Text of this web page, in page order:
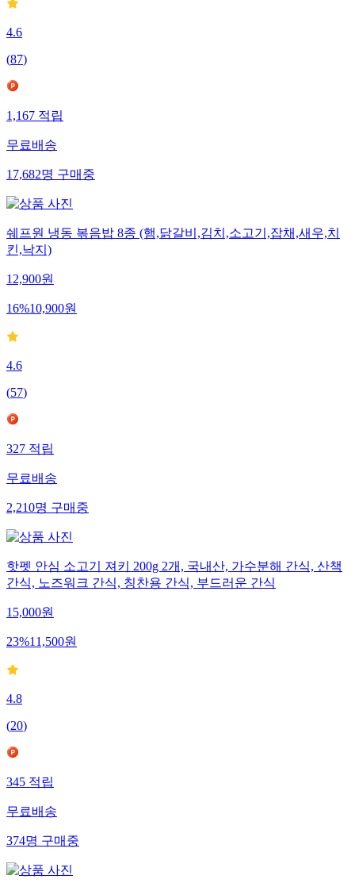
4.6
(87)
1,167 적립
무료배송
17,682명 구매중
쉐프원 냉동 볶음밥 8종 (햄,닭갈비,김치,소고기,잡채,새우,치
킨,낙지)
12,900원
16%10,900원
4.6
(57)
327 적립
무료배송
2,210명 구매중
핫펫 안심 소고기 져키 200g 2개, 국내산, 가수분해 간식, 산책
간식, 노즈워크 간식, 칭찬용 간식, 부드러운 간식
15,000원
23%11,500원
4.8
(20)
345 적립
무료배송
374명 구매중